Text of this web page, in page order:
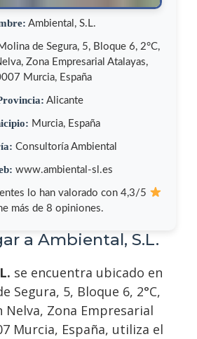
Ambiental, S.L.
de Segura, 5, Bloque 6, 2°C,
Zona Empresarial Atalayas,
Murcia, España
Alicante
Murcia, España
Consultoría Ambiental
www.ambiental-sl.es
lo han valorado con 4,3/5
más de 8 opiniones.
a Ambiental, S.L.
se encuentra ubicado en
Segura, 5, Bloque 6, 2°C,
Nelva, Zona Empresarial
Murcia, España, utiliza el